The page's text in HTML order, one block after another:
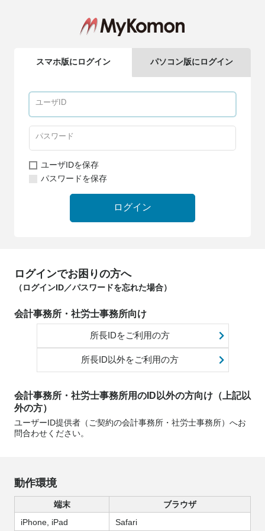
スマホ版にログイン パソコン版にログイン
ユーザIDを保存
パスワードを保存
ログイン
ログインでお困りの方へ
（ログインID／パスワードを忘れた場合）
会計事務所・社労士事務所向け
所長IDをご利用の方
所長ID以外をご利用の方
会計事務所・社労士事務所用のID以外の方向け（上記以
外の方）
ユーザーID提供者（ご契約の会計事務所・社労士事務所）へお
問合わせください。
動作環境
端末
ブラウザ
iPhone, iPad
Safari